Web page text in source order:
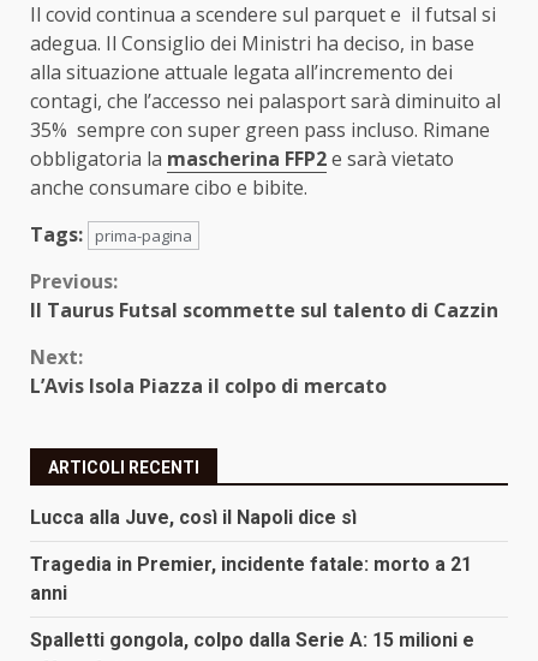
Il covid continua a scendere sul parquet e il futsal si
adegua. Il Consiglio dei Ministri ha deciso, in base
alla situazione attuale legata all’incremento dei
contagi, che l’accesso nei palasport sarà diminuito al
35% sempre con super green pass incluso. Rimane
obbligatoria la mascherina FFP2e sarà vietato
anche consumare cibo e bibite.
Tags:
prima-pagina
Continue
Previous:
Il Taurus Futsal scommette sul talento di Cazzin
Next:
L’Avis Isola Piazza il colpo di mercato
ARTICOLI RECENTI
Lucca alla Juve, così il Napoli dice sì
Tragedia in Premier, incidente fatale: morto a 21
anni
Spalletti gongola, colpo dalla Serie A: 15 milioni e